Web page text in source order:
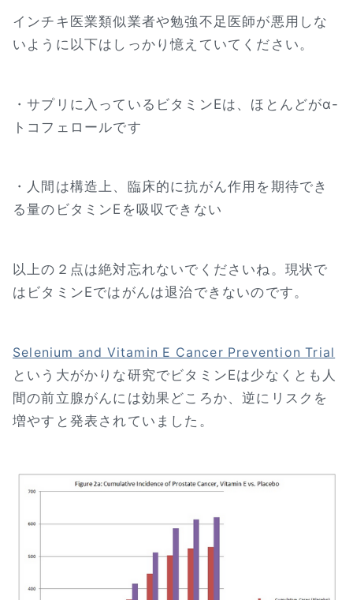
インチキ医業類似業者や勉強不足医師が悪用しな
いように以下はしっかり憶えていてください。
・サプリに入っているビタミンEは、ほとんどがα-
トコフェロールです
・人間は構造上、臨床的に抗がん作用を期待でき
る量のビタミンEを吸収できない
以上の２点は絶対忘れないでくださいね。現状で
はビタミンEではがんは退治できないのです。
Selenium and Vitamin E Cancer Prevention Trial
という大がかりな研究でビタミンEは少なくとも人
間の前立腺がんには効果どころか、逆にリスクを
増やすと発表されていました。